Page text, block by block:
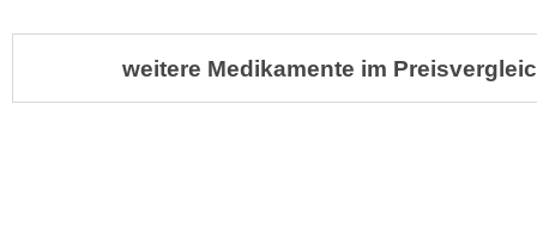
weitere Medikamente im